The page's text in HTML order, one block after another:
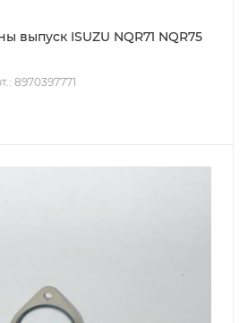
выпуск ISUZU NQR71 NQR75
8970397771